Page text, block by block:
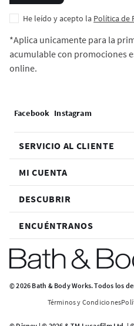
He leído y acepto la Política de
*Aplica unicamente para la
acumulable con promociones
online.
SERVICIO AL CLIENTE
MI CUENTA
DESCUBRIR
ENCUÉNTRANOS
© 2026 Bath & Body Works. Todos los
Términos y Condiciones